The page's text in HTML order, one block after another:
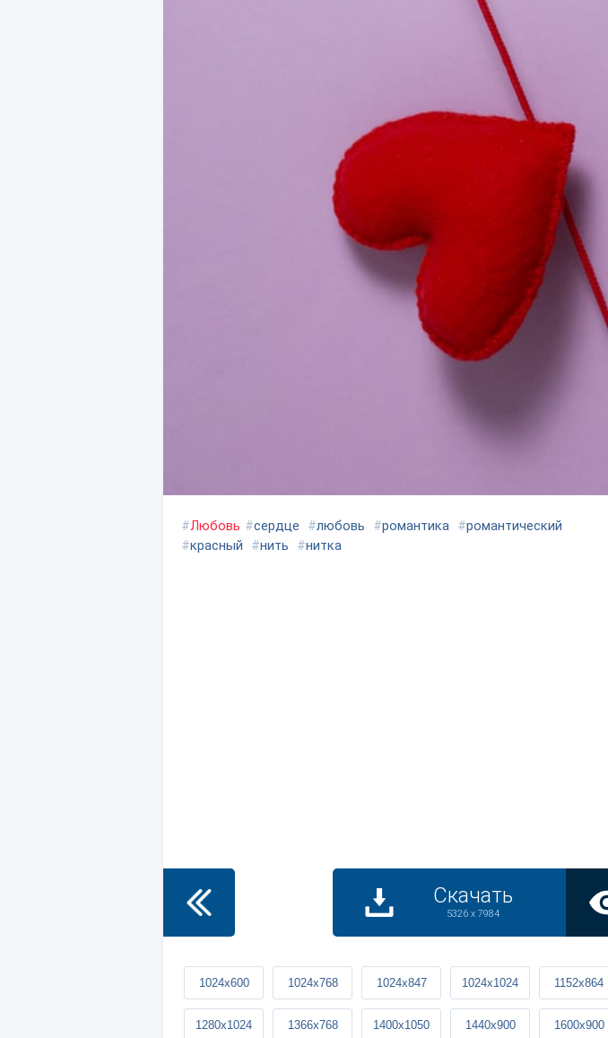
#Любовь #сердце #любовь #романтика #романтический
#красный #нить #нитка
Скачать
5326 x 7984
1024x600 1024x768 1024x847 1024x1024 1152x864
1280x1024 1366x768 1400x1050 1440x900 1600x900